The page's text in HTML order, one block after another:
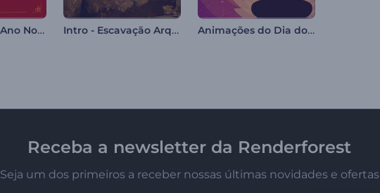
Promoção de Ano Novo Chinês Intro - Escavação Arqueológica Animações do Dia do Bodhi
Receba a newsletter da Renderforest
Seja um dos primeiros a receber nossas últimas novidades e ofertas